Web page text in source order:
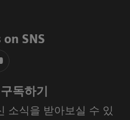
SNS
독하기
소식을 받아보실 수 있